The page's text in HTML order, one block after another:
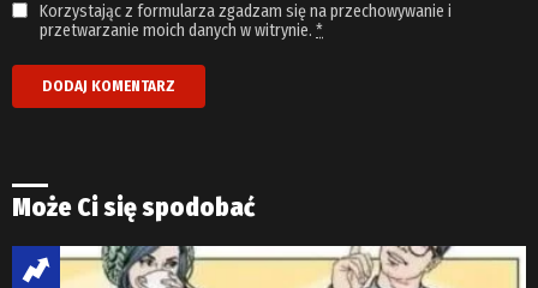
Korzystając z formularza zgadzam się na przechowywanie i
przetwarzanie moich danych w witrynie. *
Może Ci się spodobać